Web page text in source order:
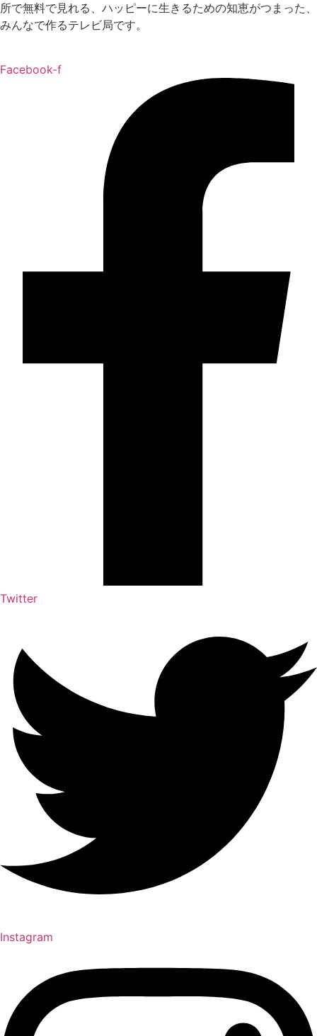
所で無料で見れる、 ハッピーに生きるための知恵がつまった、
みんなで作るテレビ局です。
Facebook-f
Twitter
Instagram